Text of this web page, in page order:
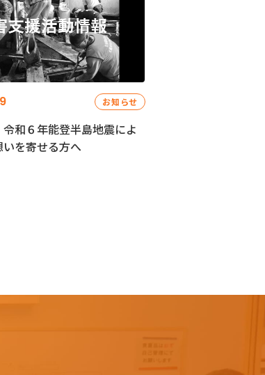
お知らせ
令和６年能登半島地震によ
を寄せる方へ